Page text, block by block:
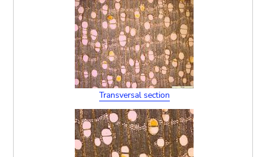
Transversal section